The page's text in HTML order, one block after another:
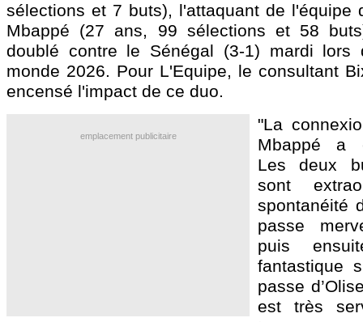
sélections et 7 buts), l'attaquant de l'équipe
Mbappé (27 ans, 99 sélections et 58
doublé contre le Sénégal (3-1) mardi lors
monde 2026. Pour L'Equipe, le consultant
encensé l'impact de ce duo.
emplacement publicitaire
"La
Mbappé a
Les deux
sont
spontanéité
passe
puis
fantastique
passe
est très